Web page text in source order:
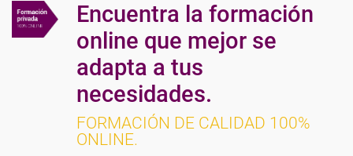
Encuentra la formación
online que mejor se
adapta a tus
necesidades.
FORMACIÓN DE CALIDAD 100%
ONLINE.